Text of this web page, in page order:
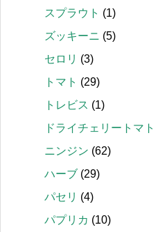
スプラウト (1)
ズッキーニ (5)
セロリ (3)
トマト (29)
トレビス (1)
ドライチェリートマト
ニンジン (62)
ハーブ (29)
パセリ (4)
パプリカ (10)